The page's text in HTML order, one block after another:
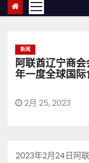
新闻
阿联酋辽宁商
年一度全球国际
2月 25, 2023
2023年2月24日阿